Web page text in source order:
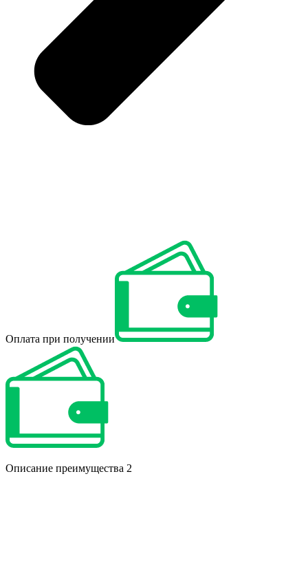
Оплата при получении
Описание преимущества 2